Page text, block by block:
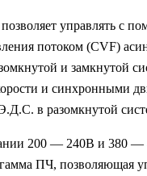
управлять с
потоком (CVF)
и замкнутой
и синхронными
в разомкнутой
200 — 240В и 380 —
ПЧ, позволяющая